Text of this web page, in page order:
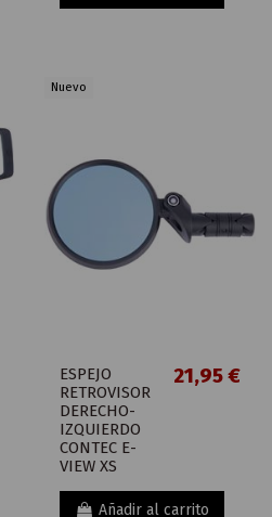
Nuevo
ESPEJO
RETROVISOR
DERECHO-
IZQUIERDO
CONTEC E-
VIEW XS
21,95 €
Añadir al carrito